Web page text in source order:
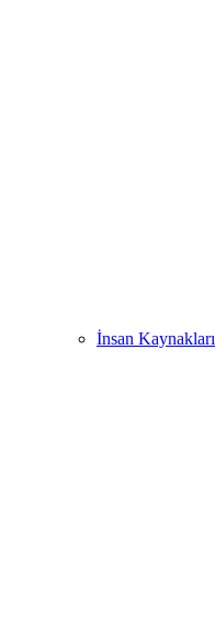
İnsan Kaynakları